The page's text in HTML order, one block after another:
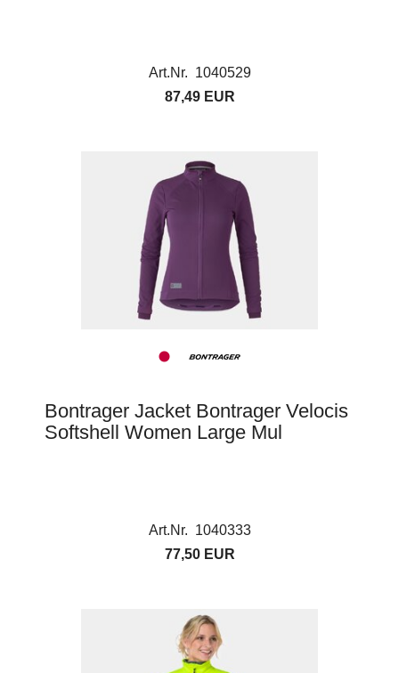
Art.Nr. 1040529
87,49 EUR
Bontrager Jacket Bontrager Velocis
Softshell Women Large Mul
Art.Nr. 1040333
77,50 EUR